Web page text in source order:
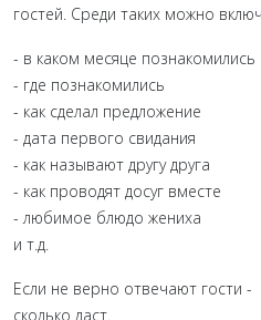
гостей. Среди таких можно
- в каком месяце познакомились
- где познакомились
- как сделал предложение
- дата первого свидания
- как называют другу друга
- как проводят досуг вместе
- любимое блюдо жениха
и т.д.
Если не верно отвечают гости -
сколько даст.